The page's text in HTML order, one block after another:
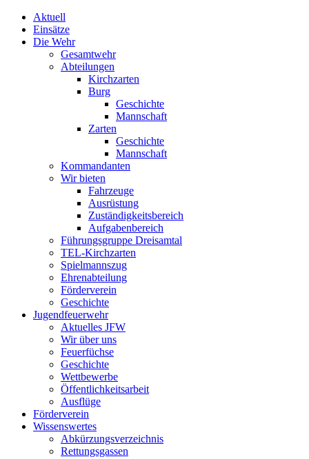
Aktuell
Einsätze
Die Wehr
Gesamtwehr
Abteilungen
Kirchzarten
Burg
Geschichte
Mannschaft
Zarten
Geschichte
Mannschaft
Kommandanten
Wir bieten
Fahrzeuge
Ausrüstung
Zuständigkeitsbereich
Aufgabenbereich
Führungsgruppe Dreisamtal
TEL-Kirchzarten
Spielmannszug
Ehrenabteilung
Förderverein
Geschichte
Jugendfeuerwehr
Aktuelles JFW
Wir über uns
Feuerfüchse
Geschichte
Wettbewerbe
Öffentlichkeitsarbeit
Ausflüge
Förderverein
Wissenswertes
Abkürzungsverzeichnis
Rettungsgassen